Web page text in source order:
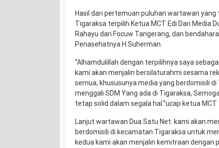
Hasil dari pertemuan puluhan wartawan
Tigaraksa terpilih Ketua MCT Edi Dari Media
Rahayu dari Focuw Tangerang, dan
Penasehatnya H.Suherman.
“Alhamdulillah dengan terpilihnya saya
kami akan menjalin bersilaturahmi sesama
semua, khususunya media yang berdomisili
menggali SDM Yang ada di Tigaraksa,
tetap solid dalam segala hal.”ucap ketua MCT
Lanjut wartawan Dua Satu Net. kami akan
berdomisili di kecamatan Tigaraksa untuk
kedua kami akan menjalin kemitraan dengan